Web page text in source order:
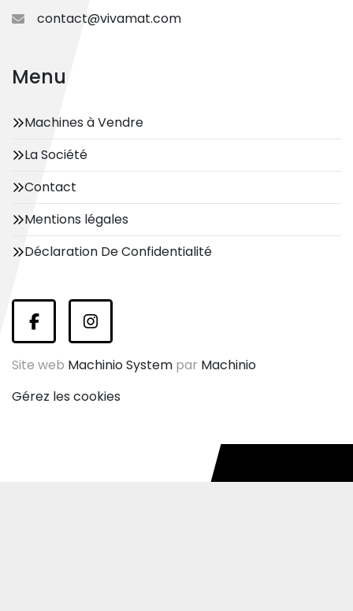
contact@vivamat.com
Menu
Machines à Vendre
La Société
Contact
Mentions légales
Déclaration De Confidentialité
facebookinstagram
Site web Machinio System par Machinio
Gérez les cookies